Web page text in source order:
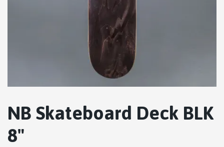
NB Skateboard Deck BLK
8"